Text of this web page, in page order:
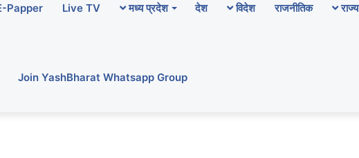
Papper Live TV मध्य प्रदेश देश विदेश राजनीतिक राज्य
Join YashBharat Whatsapp Group